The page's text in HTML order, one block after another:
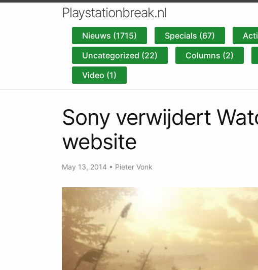
Playstationbreak.nl
Nieuws (1715) Specials (67)
Uncategorized (22)
Columns (2)
Video (1)
Sony verwijdert
website
May 13, 2014 • Pieter Vonk